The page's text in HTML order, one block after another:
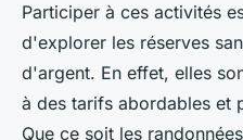
Participer à ces activités
d'explorer les réserves
d'argent. En effet, elles
à des tarifs abordables et
Que ce soit les